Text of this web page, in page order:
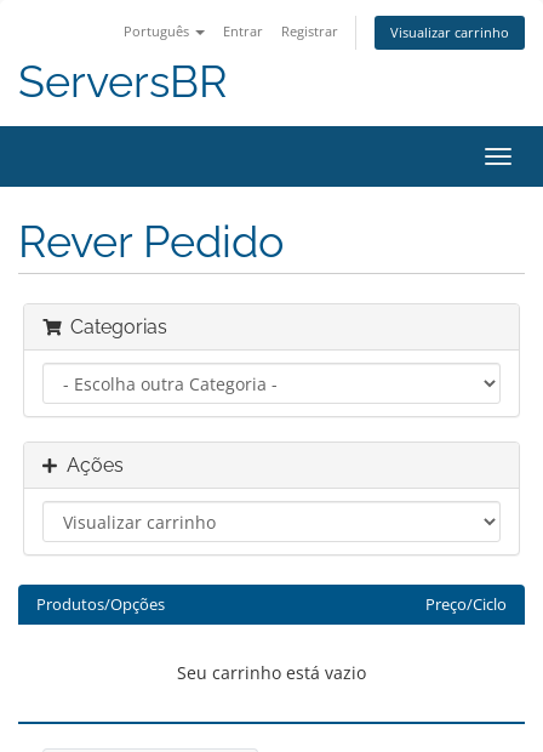
Português Entrar Registrar Visualizar carrinho
ServersBR
Rever Pedido
Categorias
Ações
Produtos/Opções Preço/Ciclo
Seu carrinho está vazio